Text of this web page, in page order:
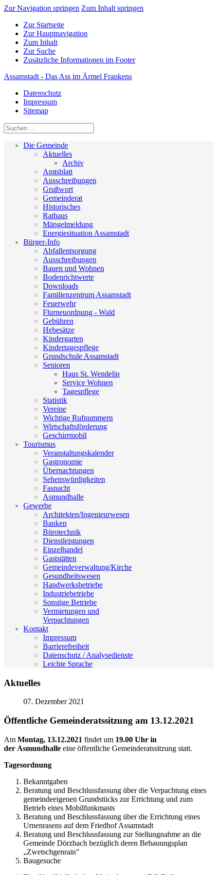
Zur Navigation springen Zum Inhalt springen
Zur Startseite
Zur Hauptnavigation
Zum Inhalt
Zur Suche
Zusätzliche Informationen im Footer
Assamstadt - Das Ass im Ärmel Frankens
Datenschutz
Impressum
Sitemap
Die Gemeinde
Aktuelles
Archiv
Amtsblatt
Ausschreibungen
Grußwort
Gemeinderat
Historisches
Rathaus
Mängelmeldung
Energiesituation Assamstadt
Bürger-Info
Abfallentsorgung
Ausschreibungen
Bauen und Wohnen
Bodenrichtwerte
Downloads
Familienzentrum Assamstadt
Feuerwehr
Flurneuordnung - Wald
Gebühren
Hebesätze
Kindergarten
Kindertagespflege
Grundschule Assamstadt
Senioren
Haus St. Wendelin
Service Wohnen
Tagespflege
Statistik
Vereine
Wichtige Rufnummern
Wirtschaftsförderung
Geschirrmobil
Tourismus
Veranstaltungskalender
Gastronomie
Übernachtungen
Sehenswürdigkeiten
Fasnacht
Asmundhalle
Gewerbe
Architekten/Ingenieurwesen
Banken
Bürotechnik
Dienstleistungen
Einzelhandel
Gaststätten
Gemeindeverwaltung/Kirche
Gesundheitswesen
Handwerksbetriebe
Industriebetriebe
Sonstige Betriebe
Vermietungen und
Verpachtungen
Kontakt
Impressum
Barrierefreiheit
Datenschutz / Analysedienste
Leichte Sprache
Aktuelles
07. Dezember 2021
Öffentliche Gemeinderatssitzung am 13.12.2021
Am Montag, 13.12.2021 findet um 19.00 Uhr in
der Asmundhalle eine öffentliche Gemeinderatssitzung statt.
Tagesordnung
Bekanntgaben
Beratung und Beschlussfassung über die Verpachtung eines
gemeindeeigenen Grundstücks zur Errichtung und zum
Betrieb eines Mobilfunkmasts
Beratung und Beschlussfassung über die Errichtung eines
Urnenrasens auf dem Friedhof Assamstadt
Beratung und Beschlussfassung zur Stellungnahme an die
Gemeinde Dörzbach bezüglich deren Bebauungsplan
„Zwetschgenrain"
Baugesuche